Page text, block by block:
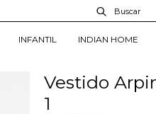
INFANTIL INDIAN HOME
Vestido
1